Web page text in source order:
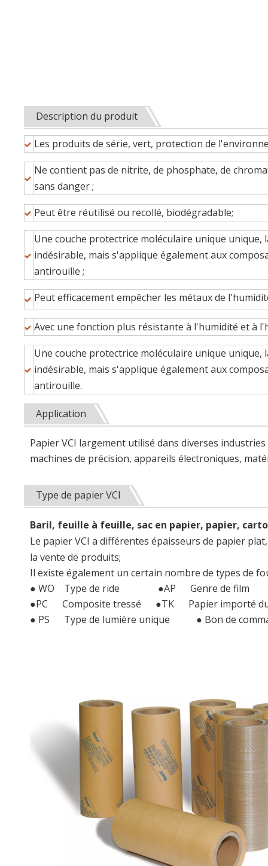
Description du produit
Les produits de série, vert, protection de
Ne contient pas de nitrite, de phosphate, de
sans danger ;
Peut être réutilisé ou recollé, biodégradable;
Une couche protectrice moléculaire unique
indésirable, mais s'applique également aux
antirouille ;
Peut efficacement empêcher les métaux de
Avec une fonction plus résistante à l'humidité et à
Une couche protectrice moléculaire unique
indésirable, mais s'applique également aux
antirouille.
Application
Papier VCI largement utilisé dans diverses
machines de précision, appareils électroniques,
Type de papier VCI
Baril, feuille à feuille, sac en papier, papier,
Le papier VCI a différentes épaisseurs de papier
la vente de produits;
Il existe également un certain nombre de types de
● WO Type de ride ●AP Genre de film
●PC Composite tressé ●TK Papier importé du
● PS Type de lumière unique ● Bon de